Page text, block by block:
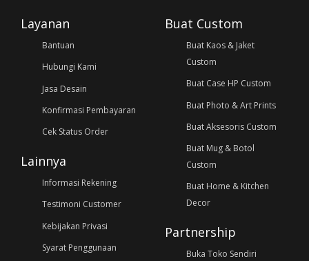
Layanan
Bantuan
Hubungi Kami
Jasa Desain
Konfirmasi Pembayaran
Cek Status Order
Lainnya
Informasi Rekening
Testimoni Customer
Kebijakan Privasi
Syarat Penggunaan
Buat Custom
Buat Kaos & Jaket
Custom
Buat Case HP Custom
Buat Photo & Art Prints
Buat Aksesoris Custom
Buat Mug & Botol
Custom
Buat Home & Kitchen
Decor
Partnership
Buka Toko Sendiri